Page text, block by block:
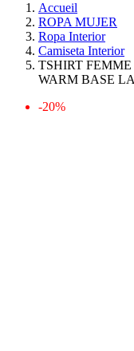
Accueil
ROPA MUJER
Ropa Interior
Camiseta Interior
TSHIRT
WARM BASE
-20%